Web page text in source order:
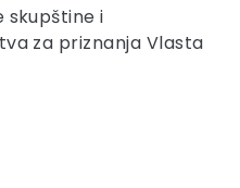
skupštine i
za priznanja Vlasta